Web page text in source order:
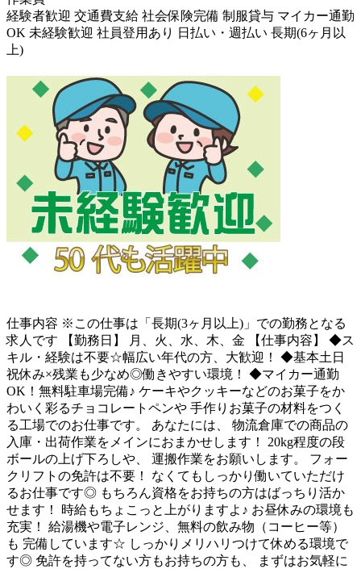
経験者歓迎 交通費支給 社会保険完備 制服貸与 マイカー通勤
OK 未経験歓迎 社員登用あり 日払い・週払い 長期(6ヶ月以
上)
仕事内容 ※この仕事は「長期(3ヶ月以上)」での勤務となる
求人です 【勤務日】 月、火、水、木、金 【仕事内容】 ◆ス
キル・経験は不要☆幅広い年代の方、大歓迎！ ◆基本土日
祝休み×残業も少なめ◎働きやすい環境！ ◆マイカー通勤
OK！無料駐車場完備♪ ケーキやクッキーなどのお菓子をか
わいく彩るチョコレートペンや 手作りお菓子の材料をつく
る工場でのお仕事です。 あなたには、 物流倉庫での商品の
入庫・出荷作業をメインにおまかせします！ 20kg程度の段
ボールの上げ下ろしや、 運搬作業をお願いします。 フォー
クリフトの免許は不要！ なくてもしっかり働いていただけ
るお仕事です◎ もちろん資格をお持ちの方はばっちり活か
せます！ 時給もちょこっと上がりますよ♪ お昼休みの環境も
充実！ 給湯機や電子レンジ、無料の飲み物（コーヒー等）
も 完備しています☆ しっかりメリハリつけて休める環境で
す◎ 免許を持ってない方もお持ちの方も、 まずはお気軽に